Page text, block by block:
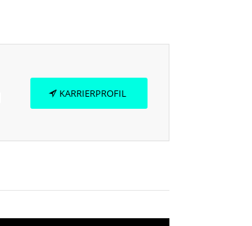
KARRIERPROFIL